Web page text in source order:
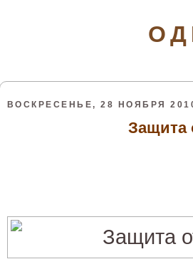
ВОСКРЕСЕНЬЕ, 28 НОЯБРЯ
Защита